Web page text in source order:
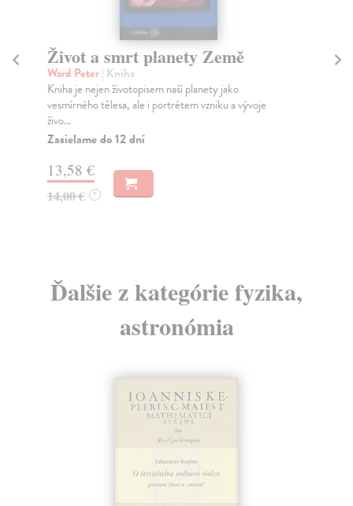
Život a smrt planety Země
Ward Peter| Kniha
Kniha je nejen životopisem naší planety jako
vesmírného tělesa, ale i portrétem vzniku a vývoje
živo...
Zasielame do 12 dní
13,58 €
14,00 € ?
Ďalšie z kategórie fyzika,
astronómia